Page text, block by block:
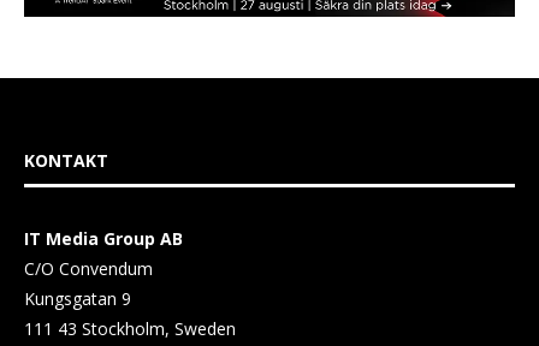
KONTAKT
IT Media Group AB
C/O Convendum
Kungsgatan 9
111 43 Stockholm, Sweden